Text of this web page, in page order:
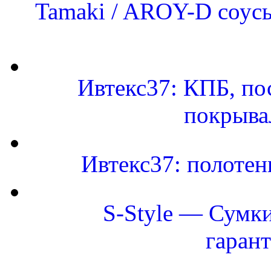
Tamaki / AROY-D
Ивтекс37: КПБ,
Ивтекс37:
S-Style — Сумки